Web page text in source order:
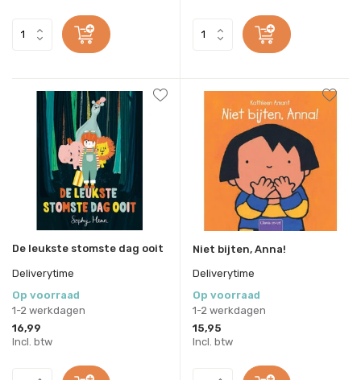
De leukste stomste dag ooit
Deliverytime
Op voorraad
1-2 werkdagen
16,99
Incl. btw
Niet bijten, Anna!
Deliverytime
Op voorraad
1-2 werkdagen
15,95
Incl. btw